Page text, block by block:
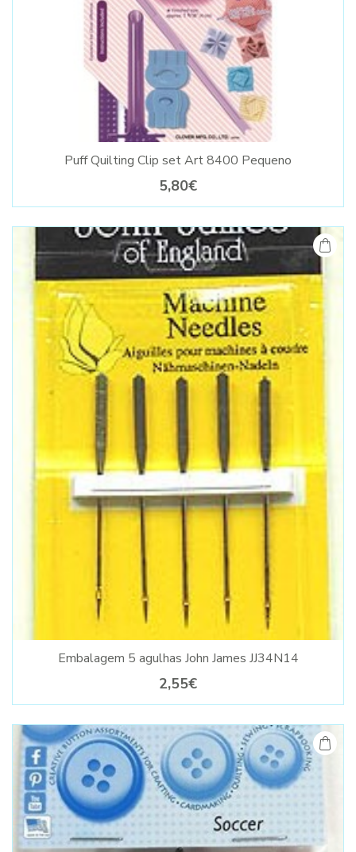
Puff Quilting Clip set Art 8400 Pequeno
5,80€
Embalagem 5 agulhas John James JJ34N14
2,55€